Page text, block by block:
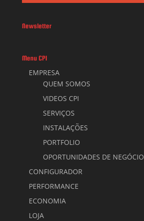
Newsletter
Menu CPI
EMPRESA
QUEM SOMOS
VIDEOS CPI
SERVIÇOS
INSTALAÇÕES
PORTFOLIO
OPORTUNIDADES DE NEGÓCIO
CONFIGURADOR
PERFORMANCE
ECONOMIA
LOJA